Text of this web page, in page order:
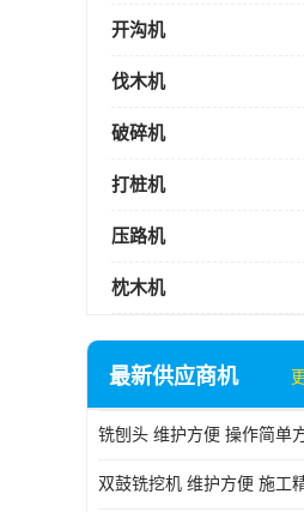
开沟机
伐木机
破碎机
打桩机
压路机
枕木机
最新供应商机
铣刨头 维护方便 操作简单